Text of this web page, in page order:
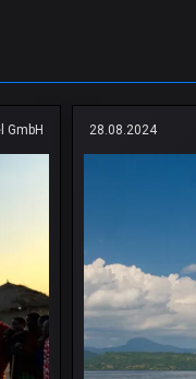
GmbH 28.08.2024